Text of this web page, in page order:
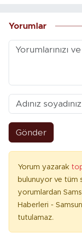
Yorumlar
Gönder
Yorum yazarak
bulunuyor ve tüm
yorumlardan
Haberleri -
tutulamaz.